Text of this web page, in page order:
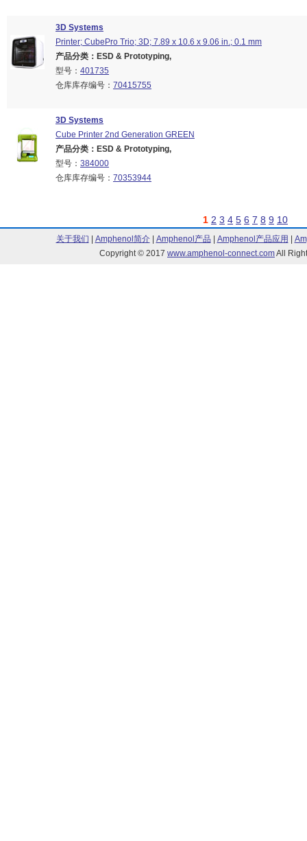
3D Systems
Printer; CubePro Trio; 3D; 7.89 x 10.6 x 9.06 in.; 0.1 mm
产品分类：ESD & Prototyping,
型号： 401735
仓库库存编号： 70415755
3D Systems
Cube Printer 2nd Generation GREEN
产品分类：ESD & Prototyping,
型号： 384000
仓库库存编号： 70353944
1 2 3 4 5 6 7 8 9 10
关于我们 Amphenol简介| Amphenol产品 Amphenol产品应用
Copyright © 2017 www.amphenol-connect.comAll